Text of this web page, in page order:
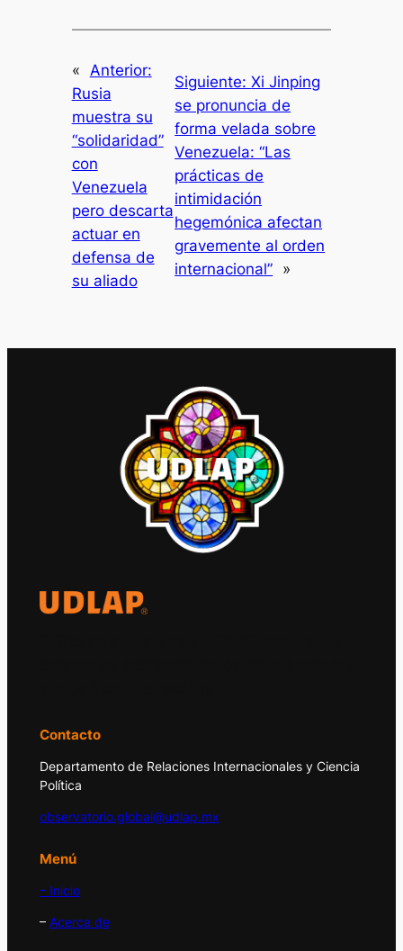
« Anterior:
Rusia
muestra su
“solidaridad”
con
Venezuela
pero descarta
actuar en
defensa de
su aliado
Siguiente:Xi Jinping
se pronuncia de
forma velada sobre
Venezuela: “Las
prácticas de
intimidación
hegemónica afectan
gravemente al orden
internacional” »
Contacto
Departamento de Relaciones Internacionales y Ciencia
Política
observatorio.global@udlap.mx
Menú
– Inicio
– Acerca de